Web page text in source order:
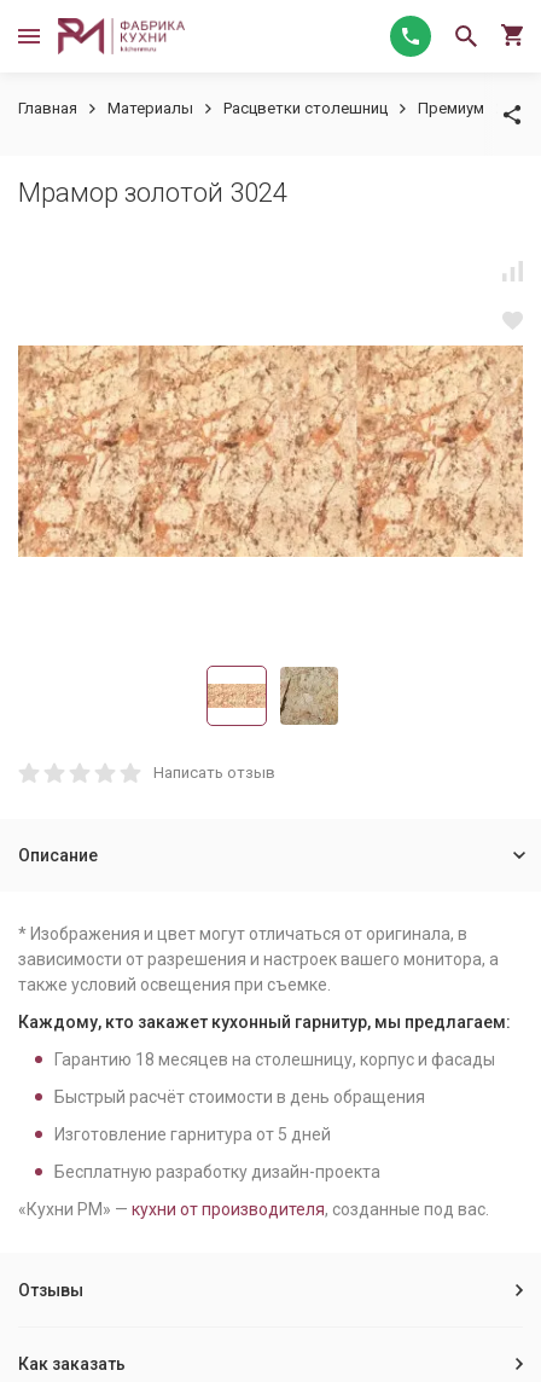
Главная Материалы Расцветки столешниц Премиум
Мрамор золотой 3024
Написать отзыв
Описание
* Изображения и цвет могут отличаться от оригинала, в
зависимости от разрешения и настроек вашего монитора, а
также условий освещения при съемке.
Каждому, кто закажет кухонный гарнитур, мы предлагаем:
Гарантию 18 месяцев на столешницу, корпус и фасады
Быстрый расчёт стоимости в день обращения
Изготовление гарнитура от 5 дней
Бесплатную разработку дизайн-проекта
«Кухни РМ» — кухни от производителя, созданные под вас.
Отзывы
Как заказать